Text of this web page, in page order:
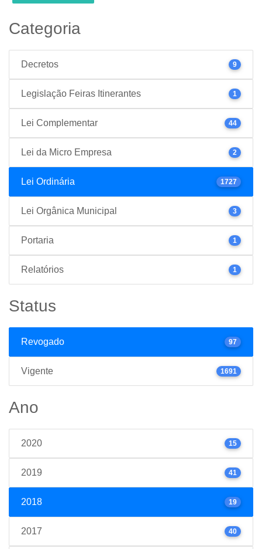
Categoria
Decretos 9
Legislação Feiras Itinerantes 1
Lei Complementar 44
Lei da Micro Empresa 2
Lei Ordinária 1727
Lei Orgânica Municipal 3
Portaria 1
Relatórios 1
Status
Revogado 97
Vigente 1691
Ano
2020 15
2019 41
2018 19
2017 40